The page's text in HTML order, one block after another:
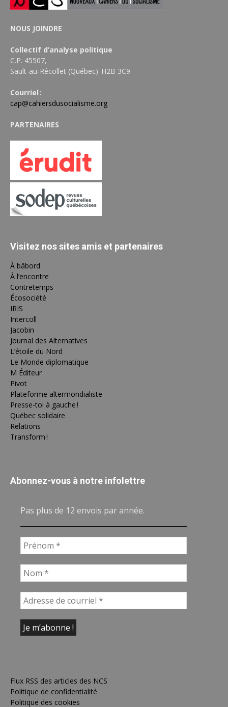
NOUS JOINDRE
Collectif d’analyse politique
C.P. 45507,
Sault-au-Récollet (Québec) H2B 3C9
Courriel :
cap@cahiersdusocialisme.org
PARTENAIRES
Visitez nos sites amis et partenaires
À bâbord
À l’encontre
Contretemps
Écosociété
IRIS
Intercoll
Jacobin
Journal des Alternatives
L’étoile du Nord
Le Monde diplomatique
M Éditeur
Pivot
Plateforme altermondialiste
Presse-toi à gauche !
Québec solidaire
Relations
Transform !
Abonnez-vous à notre infolettre
Pas plus de 12 envois par année.
Flux RSS des articles des NCS
Politique de confidentialité
Politique des cookies